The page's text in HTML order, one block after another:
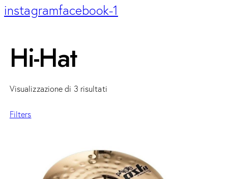
instagramfacebook-1
Hi-Hat
Visualizzazione di 3 risultati
Filters